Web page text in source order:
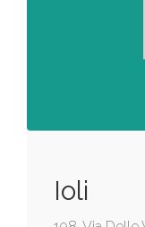
Ioli